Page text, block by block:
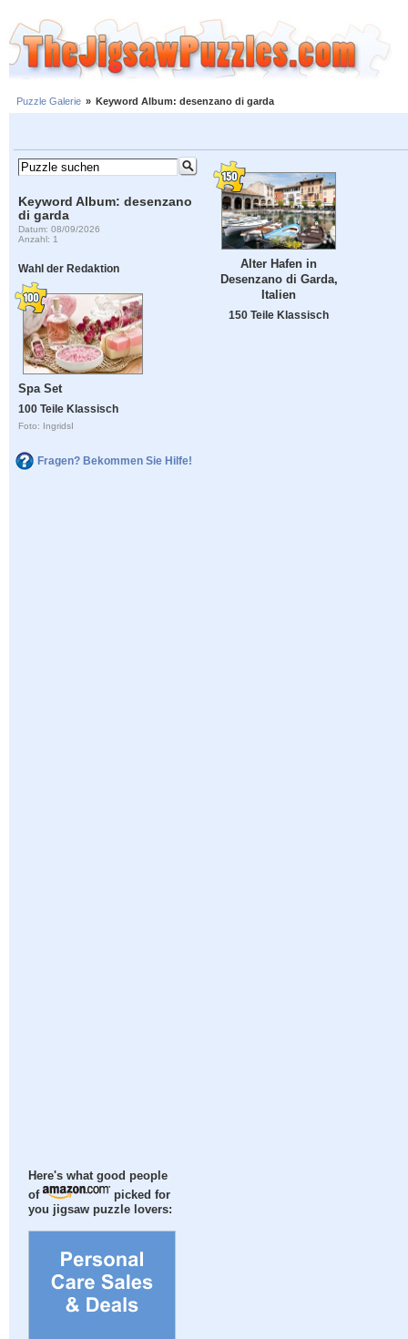
Puzzle Galerie » Keyword Album: desenzano di garda
Keyword Album: desenzano
di garda
Datum: 08/09/2026
Anzahl: 1
Wahl der Redaktion
Spa Set
100 Teile Klassisch
Foto: IngridsI
Fragen? Bekommen Sie Hilfe!
Here's what good people
of
picked for
you jigsaw puzzle lovers:
Alter Hafen in
Desenzano di Garda,
Italien
150 Teile Klassisch